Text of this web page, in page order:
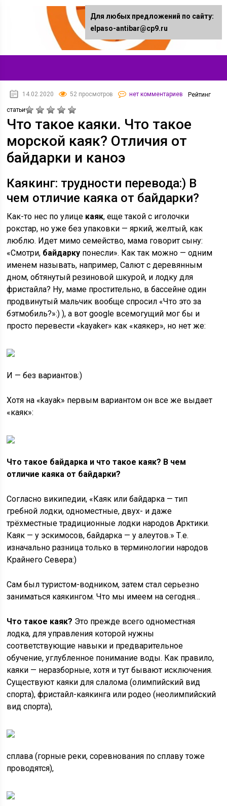
14.02.2020 52 просмотров нет комментариев Рейтинг
статьи
Что такое каяки. Что такое
морской каяк? Отличия от
байдарки и каноэ
Каякинг: трудности перевода:) В
чем отличие каяка от байдарки?
Как-то нес по улице каяк, еще такой с иголочки
рокстар, но уже без упаковки — яркий, желтый, как
люблю. Идет мимо семейство, мама говорит сыну:
«Смотри, байдарку понесли». Как так можно — одним
именем называть, например, Салют с деревянным
дном, обтянутый резиновой шкурой, и лодку для
фристайла? Ну, маме простительно, в бассейне один
продвинутый мальчик вообще спросил «Что это за
бэтмобиль?»:) ), а вот google всемогущий мог бы и
просто перевести «kayaker» как «каякер», но нет же:
И — без вариантов:)
Хотя на «kayak» первым вариантом он все же выдает
«каяк»:
Что такое байдарка и что такое каяк? В чем
отличие каяка от байдарки?
Согласно википедии, «Каяк или байдарка — тип
гребной лодки, одноместные, двух- и даже
трёхместные традиционные лодки народов Арктики.
Каяк — у эскимосов, байдарка — у алеутов.» Т.е.
изначально разница только в терминологии народов
Крайнего Севера:)
Сам был туристом-водником, затем стал серьезно
заниматься каякингом. Что мы имеем на сегодня…
Что такое каяк? Это прежде всего одноместная
лодка, для управления которой нужны
соответствующие навыки и предварительное
обучение, углубленное понимание воды. Как правило,
каяки — неразборные, хотя и тут бывают исключения.
Существуют каяки для слалома (олимпийский вид
спорта), фристайл-каякинга или родео (неолимпийский
вид спорта),
сплава (горные реки, соревнования по сплаву тоже
проводятся),
Для любых предложений по сайту:
elpaso-antibar@cp9.ru